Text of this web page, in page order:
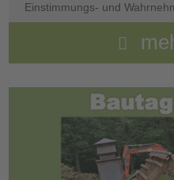
Einstimmungs- und